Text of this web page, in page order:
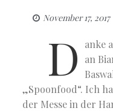
November 17, 2017
D
anke
an
„Spoonfood“. Ich
der Messe in der